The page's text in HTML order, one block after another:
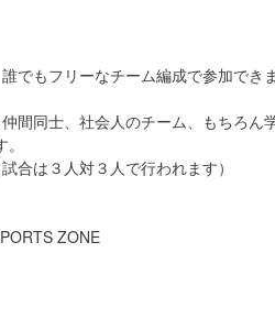
でもフリーなチーム編成で参加でき
間同士、社会人のチーム、もちろん
合は３人対３人で行われます）
ZONE